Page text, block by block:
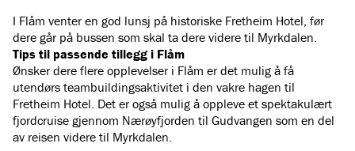
I Flåm venter en god lunsj på historiske Fretheim Hotel, før
dere går på bussen som skal ta dere videre til Myrkdalen.
Tips til passende tillegg i Flåm
Ønsker dere flere opplevelser i Flåm er det mulig å få
utendørs teambuildingsaktivitet i den vakre hagen til
Fretheim Hotel. Det er også mulig å oppleve et spektakulært
fjordcruise gjennom Nærøyfjorden til Gudvangen som en del
av reisen videre til Myrkdalen.